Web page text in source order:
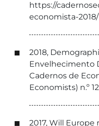
https://
economista-2018/
2018,
Envelhecimento
Cadernos de
Economists) n.º
2017, Will Europe